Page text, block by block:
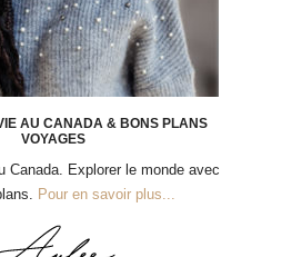
AU CANADA & BONS PLANS
VOYAGES
Canada. Explorer le monde avec
Pour en savoir plus...